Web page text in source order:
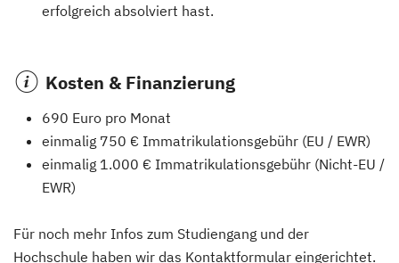
erfolgreich absolviert hast.
Kosten & Finanzierung
690 Euro pro Monat
einmalig 750 € Immatrikulationsgebühr (EU / EWR)
einmalig 1.000 € Immatrikulationsgebühr (Nicht-EU /
EWR)
Für noch mehr Infos zum Studiengang und der
Hochschule haben wir das Kontaktformular eingerichtet.